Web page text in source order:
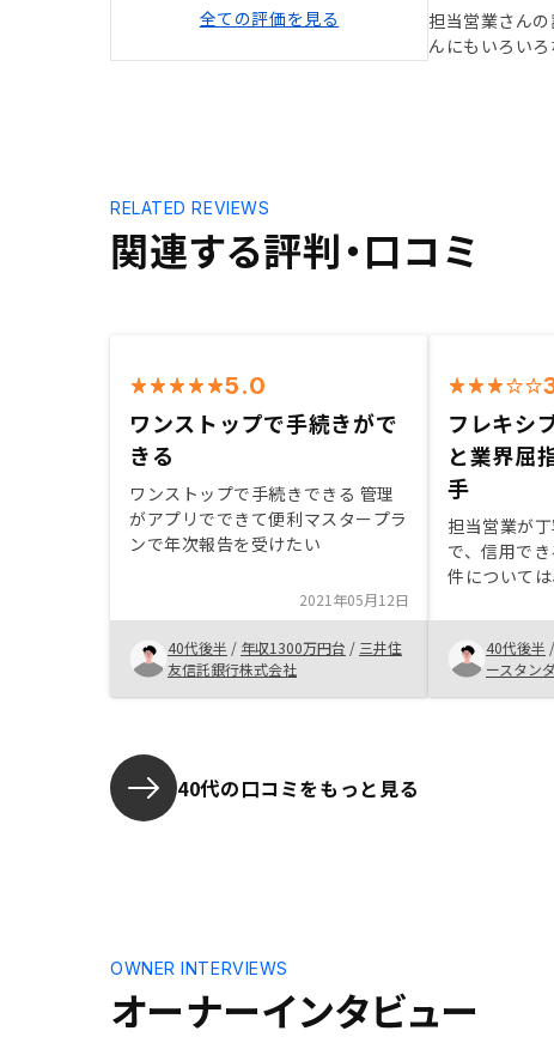
全ての評価を見る
担当営業さん
んにもいろい
関連する評判・口コミ
RELATED REVIEWS
5.0
ワンストップで手続きがで
きる
ワンストップで手続きできる 管理
がアプリでできて便利マスタープラ
ンで年次報告を受けたい
2021年05月12日
40代後半 / 年収1300万円台 / 三井住
友信託銀行株式会社
フレキシ
と業界屈
手
担当営業が
で、信用で
件について
され、評価
バランスよ
た４つの運
後状況によ
ます。
40代後半 /
ースタン
40代の口コミをもっと見る
オーナーインタビュー
OWNER INTERVIEWS